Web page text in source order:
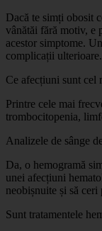
Dacă te simți obosit
vânătăi fără motiv, e
acestor simptome.
complicații ulterioare.
Ce afecțiuni sunt cel
Printre cele mai
trombocitopenia,
Analizele de sânge
Da, o hemogramă
unei afecțiuni
neobișnuite și să ceri
Sunt tratamentele